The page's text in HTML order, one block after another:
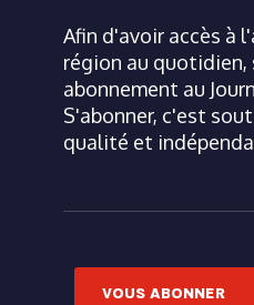
Afin d'avoir accès à
région au quotidien,
abonnement au
S'abonner, c'est
qualité et
VOUS ABONNER